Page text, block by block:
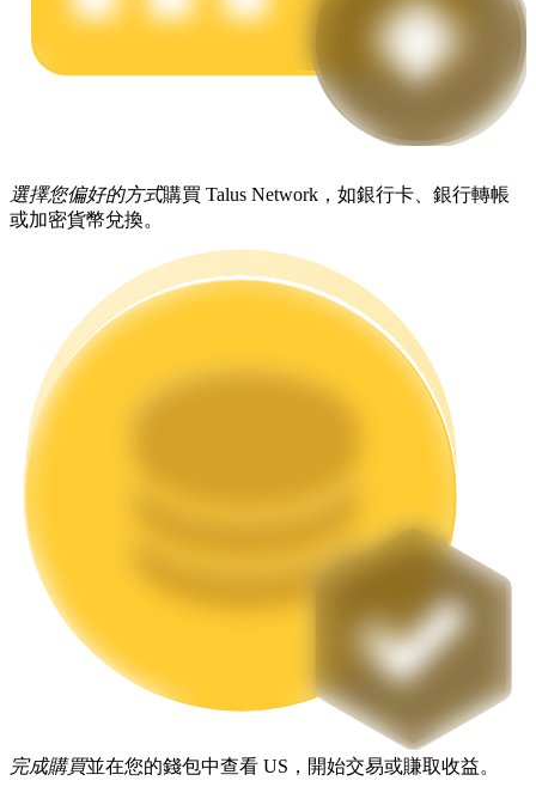
機槍池
Launchpool
選擇您偏好的方式購買 Talus Network，如銀行卡、銀行轉帳
或加密貨幣兌換。
完成購買並在您的錢包中查看 US，開始交易或賺取收益。